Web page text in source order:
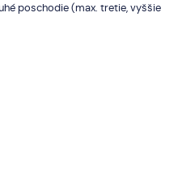
poschodie (max. tretie, vyššie